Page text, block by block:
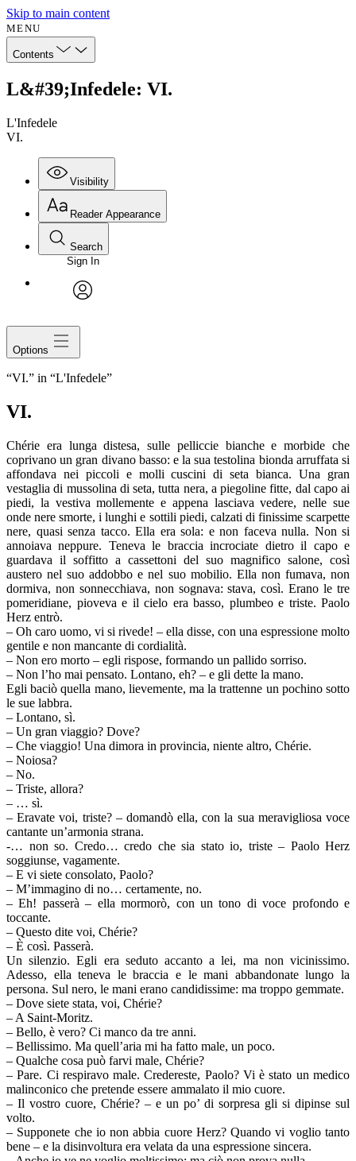
Skip to main content
MENU
Contents
L&#39;Infedele: VI.
L'Infedele
VI.
Visibility
Reader Appearance
Search
Sign In
Options
“VI.” in “L'Infedele”
VI.
Chérie era lunga distesa, sulle pelliccie bianche e morbide che
coprivano un gran divano basso: e la sua testolina bionda arruffata si
affondava nei piccoli e molli cuscini di seta bianca. Una gran
vestaglia di mussolina di seta, tutta nera, a piegoline fitte, dal capo ai
piedi, la vestiva mollemente e appena lasciava vedere, nelle sue
onde nere smorte, i lunghi e sottili piedi, calzati di finissime scarpette
nere, quasi senza tacco. Ella era sola: e non faceva nulla. Non si
annoiava neppure. Teneva le braccia incrociate dietro il capo e
guardava il soffitto a cassettoni del suo magnifico salone, così
austero nel suo addobbo e nel suo mobilio. Ella non fumava, non
dormiva, non sonnecchiava, non sognava: stava, così. Erano le tre
pomeridiane, pioveva e il cielo era basso, plumbeo e triste. Paolo
Herz entrò.
– Oh caro uomo, vi si rivede! – ella disse, con una espressione molto
gentile e non mancante di cordialità.
– Non ero morto – egli rispose, formando un pallido sorriso.
– Non l’ho mai pensato. Lontano, eh? – e gli dette la mano.
Egli baciò quella mano, lievemente, ma la trattenne un pochino sotto
le sue labbra.
– Lontano, sì.
– Un gran viaggio? Dove?
– Che viaggio! Una dimora in provincia, niente altro, Chérie.
– Noiosa?
– No.
– Triste, allora?
– … sì.
– Eravate voi, triste? – domandò ella, con la sua meravigliosa voce
cantante un’armonia strana.
-… non so. Credo… credo che sia stato io, triste – Paolo Herz
soggiunse, vagamente.
– E vi siete consolato, Paolo?
– M’immagino di no… certamente, no.
– Eh! passerà – ella mormorò, con un tono di voce profondo e
toccante.
– Questo dite voi, Chérie?
– È così. Passerà.
Un silenzio. Egli era seduto accanto a lei, ma non vicinissimo.
Adesso, ella teneva le braccia e le mani abbandonate lungo la
persona. Sul nero, le mani erano candidissime: ma troppo gemmate.
– Dove siete stata, voi, Chérie?
– A Saint-Moritz.
– Bello, è vero? Ci manco da tre anni.
– Bellissimo. Ma quell’aria mi ha fatto male, un poco.
– Qualche cosa può farvi male, Chérie?
– Pare. Ci respiravo male. Credereste, Paolo? Vi è stato un medico
malinconico che pretende essere ammalato il mio cuore.
– Il vostro cuore, Chérie? – e un po’ di sorpresa gli si dipinse sul
volto.
– Supponete che io non abbia cuore Herz? Quando vi voglio tanto
bene – e la disinvoltura era velata da una espressione sincera.